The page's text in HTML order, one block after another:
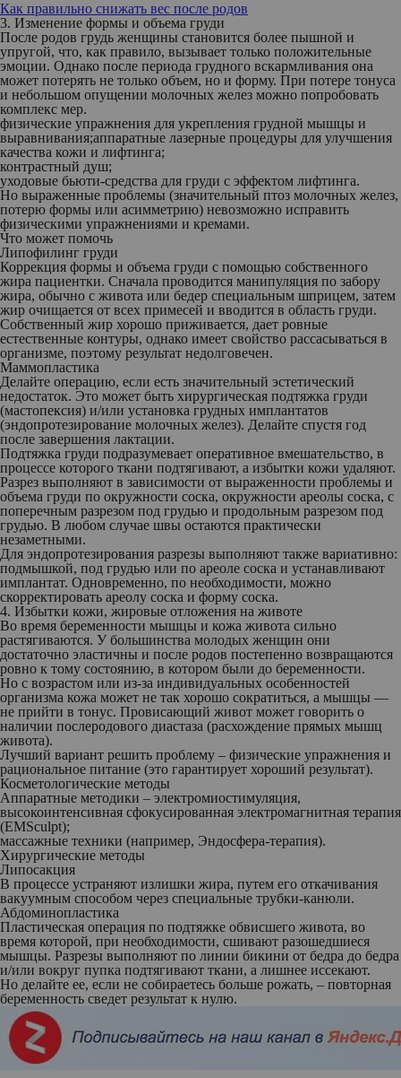
Как правильно снижать вес после родов
3. Изменение формы и объема груди
После родов грудь женщины становится более пышной и
упругой, что, как правило, вызывает только положительные
эмоции. Однако после периода грудного вскармливания она
может потерять не только объем, но и форму. При потере тонуса
и небольшом опущении молочных желез можно попробовать
комплекс мер.
физические упражнения для укрепления грудной мышцы и
выравнивания;аппаратные лазерные процедуры для улучшения
качества кожи и лифтинга;
контрастный душ;
уходовые бьюти-средства для груди с эффектом лифтинга.
Но выраженные проблемы (значительный птоз молочных желез,
потерю формы или асимметрию) невозможно исправить
физическими упражнениями и кремами.
Что может помочь
Липофилинг груди
Коррекция формы и объема груди с помощью собственного
жира пациентки. Сначала проводится манипуляция по забору
жира, обычно с живота или бедер специальным шприцем, затем
жир очищается от всех примесей и вводится в область груди.
Собственный жир хорошо приживается, дает ровные
естественные контуры, однако имеет свойство рассасываться в
организме, поэтому результат недолговечен.
Маммопластика
Делайте операцию, если есть значительный эстетический
недостаток. Это может быть хирургическая подтяжка груди
(мастопексия) и/или установка грудных имплантатов
(эндопротезирование молочных желез). Делайте спустя год
после завершения лактации.
Подтяжка груди подразумевает оперативное вмешательство, в
процессе которого ткани подтягивают, а избытки кожи удаляют.
Разрез выполняют в зависимости от выраженности проблемы и
объема груди по окружности соска, окружности ареолы соска, с
поперечным разрезом под грудью и продольным разрезом под
грудью. В любом случае швы остаются практически
незаметными.
Для эндопротезирования разрезы выполняют также вариативно:
подмышкой, под грудью или по ареоле соска и устанавливают
имплантат. Одновременно, по необходимости, можно
скорректировать ареолу соска и форму соска.
4. Избытки кожи, жировые отложения на животе
Во время беременности мышцы и кожа живота сильно
растягиваются. У большинства молодых женщин они
достаточно эластичны и после родов постепенно возвращаются
ровно к тому состоянию, в котором были до беременности.
Но с возрастом или из-за индивидуальных особенностей
организма кожа может не так хорошо сократиться, а мышцы —
не прийти в тонус. Провисающий живот может говорить о
наличии послеродового диастаза (расхождение прямых мышц
живота).
Лучший вариант решить проблему – физические упражнения и
рациональное питание (это гарантирует хороший результат).
Косметологические методы
Аппаратные методики – электромиостимуляция,
высокоинтенсивная сфокусированная электромагнитная терапия
(EMSculpt);
массажные техники (например, Эндосфера-терапия).
Хирургические методы
Липосакция
В процессе устраняют излишки жира, путем его откачивания
вакуумным способом через специальные трубки-канюли.
Абдоминопластика
Пластическая операция по подтяжке обвисшего живота, во
время которой, при необходимости, сшивают разошедшиеся
мышцы. Разрезы выполняют по линии бикини от бедра до бедра
и/или вокруг пупка подтягивают ткани, а лишнее иссекают.
Но делайте ее, если не собираетесь больше рожать, – повторная
беременность сведет результат к нулю.